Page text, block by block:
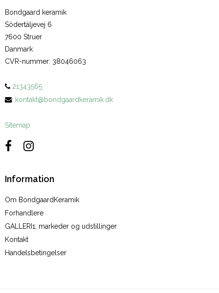
Bondgaard keramik
Södertäljevej 6
7600 Struer
Danmark
CVR-nummer: 38046063
21343565
: kontakt@bondgaardkeramik.dk
Sitemap
Information
Om BondgaardKeramik
Forhandlere
GALLERI1, markeder og udstillinger
Kontakt
Handelsbetingelser